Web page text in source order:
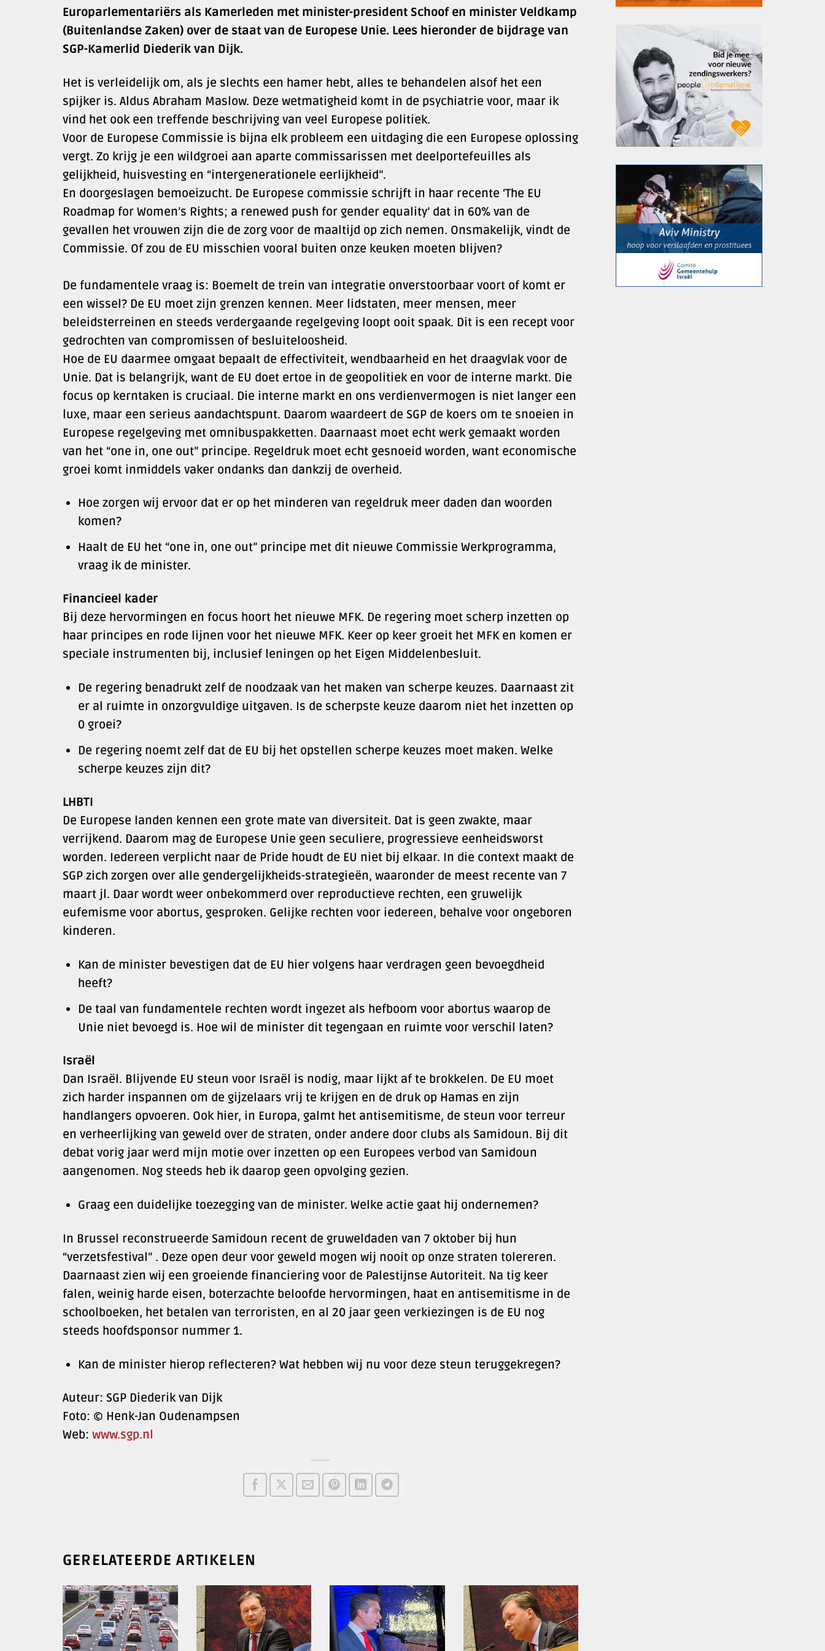
Europarlementariërs als Kamerleden met minister-president Schoof en minister Veldkamp
(Buitenlandse Zaken) over de staat van de Europese Unie. Lees hieronder de bijdrage van
SGP-Kamerlid Diederik van Dijk.
Het is verleidelijk om, als je slechts een hamer hebt, alles te behandelen alsof het een
spijker is. Aldus Abraham Maslow. Deze wetmatigheid komt in de psychiatrie voor, maar ik
vind het ook een treffende beschrijving van veel Europese politiek.
Voor de Europese Commissie is bijna elk probleem een uitdaging die een Europese oplossing
vergt. Zo krijg je een wildgroei aan aparte commissarissen met deelportefeuilles als
gelijkheid, huisvesting en “intergenerationele eerlijkheid”.
En doorgeslagen bemoeizucht. De Europese commissie schrijft in haar recente ‘The EU
Roadmap for Women’s Rights; a renewed push for gender equality’ dat in 60% van de
gevallen het vrouwen zijn die de zorg voor de maaltijd op zich nemen. Onsmakelijk, vindt de
Commissie. Of zou de EU misschien vooral buiten onze keuken moeten blijven?
De fundamentele vraag is: Boemelt de trein van integratie onverstoorbaar voort of komt er
een wissel? De EU moet zijn grenzen kennen. Meer lidstaten, meer mensen, meer
beleidsterreinen en steeds verdergaande regelgeving loopt ooit spaak. Dit is een recept voor
gedrochten van compromissen of besluiteloosheid.
Hoe de EU daarmee omgaat bepaalt de effectiviteit, wendbaarheid en het draagvlak voor de
Unie. Dat is belangrijk, want de EU doet ertoe in de geopolitiek en voor de interne markt. Die
focus op kerntaken is cruciaal. Die interne markt en ons verdienvermogen is niet langer een
luxe, maar een serieus aandachtspunt. Daarom waardeert de SGP de koers om te snoeien in
Europese regelgeving met omnibuspakketten. Daarnaast moet echt werk gemaakt worden
van het “one in, one out” principe. Regeldruk moet echt gesnoeid worden, want economische
groei komt inmiddels vaker ondanks dan dankzij de overheid.
Hoe zorgen wij ervoor dat er op het minderen van regeldruk meer daden dan woorden
komen?
Haalt de EU het “one in, one out” principe met dit nieuwe Commissie Werkprogramma,
vraag ik de minister.
Financieel kader
Bij deze hervormingen en focus hoort het nieuwe MFK. De regering moet scherp inzetten op
haar principes en rode lijnen voor het nieuwe MFK. Keer op keer groeit het MFK en komen er
speciale instrumenten bij, inclusief leningen op het Eigen Middelenbesluit.
De regering benadrukt zelf de noodzaak van het maken van scherpe keuzes. Daarnaast zit
er al ruimte in onzorgvuldige uitgaven. Is de scherpste keuze daarom niet het inzetten op
0 groei?
De regering noemt zelf dat de EU bij het opstellen scherpe keuzes moet maken. Welke
scherpe keuzes zijn dit?
LHBTI
De Europese landen kennen een grote mate van diversiteit. Dat is geen zwakte, maar
verrijkend. Daarom mag de Europese Unie geen seculiere, progressieve eenheidsworst
worden. Iedereen verplicht naar de Pride houdt de EU niet bij elkaar. In die context maakt de
SGP zich zorgen over alle gendergelijkheids-strategieën, waaronder de meest recente van 7
maart jl. Daar wordt weer onbekommerd over reproductieve rechten, een gruwelijk
eufemisme voor abortus, gesproken. Gelijke rechten voor iedereen, behalve voor ongeboren
kinderen.
Kan de minister bevestigen dat de EU hier volgens haar verdragen geen bevoegdheid
heeft?
De taal van fundamentele rechten wordt ingezet als hefboom voor abortus waarop de
Unie niet bevoegd is. Hoe wil de minister dit tegengaan en ruimte voor verschil laten?
Israël
Dan Israël. Blijvende EU steun voor Israël is nodig, maar lijkt af te brokkelen. De EU moet
zich harder inspannen om de gijzelaars vrij te krijgen en de druk op Hamas en zijn
handlangers opvoeren. Ook hier, in Europa, galmt het antisemitisme, de steun voor terreur
en verheerlijking van geweld over de straten, onder andere door clubs als Samidoun. Bij dit
debat vorig jaar werd mijn motie over inzetten op een Europees verbod van Samidoun
aangenomen. Nog steeds heb ik daarop geen opvolging gezien.
Graag een duidelijke toezegging van de minister. Welke actie gaat hij ondernemen?
In Brussel reconstrueerde Samidoun recent de gruweldaden van 7 oktober bij hun
“verzetsfestival” . Deze open deur voor geweld mogen wij nooit op onze straten tolereren.
Daarnaast zien wij een groeiende financiering voor de Palestijnse Autoriteit. Na tig keer
falen, weinig harde eisen, boterzachte beloofde hervormingen, haat en antisemitisme in de
schoolboeken, het betalen van terroristen, en al 20 jaar geen verkiezingen is de EU nog
steeds hoofdsponsor nummer 1.
Kan de minister hierop reflecteren? Wat hebben wij nu voor deze steun teruggekregen?
Auteur: SGP Diederik van Dijk
Foto: © Henk-Jan Oudenampsen
Web: www.sgp.nl
GERELATEERDE ARTIKELEN